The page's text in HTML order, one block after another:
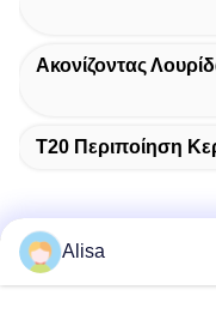
Ακονίζοντας
T20 Περιποίηση
Alisa